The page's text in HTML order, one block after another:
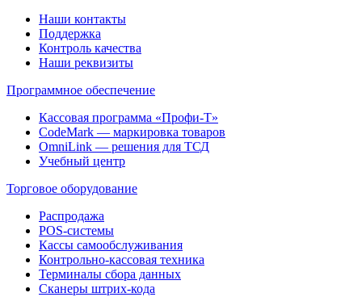
Наши контакты
Поддержка
Контроль качества
Наши реквизиты
Программное обеспечение
Кассовая программа «Профи-Т»
CodeMark — маркировка товаров
OmniLink — решения для ТСД
Учебный центр
Торговое оборудование
Распродажа
POS-системы
Кассы самообслуживания
Контрольно-кассовая техника
Терминалы сбора данных
Сканеры штрих-кода